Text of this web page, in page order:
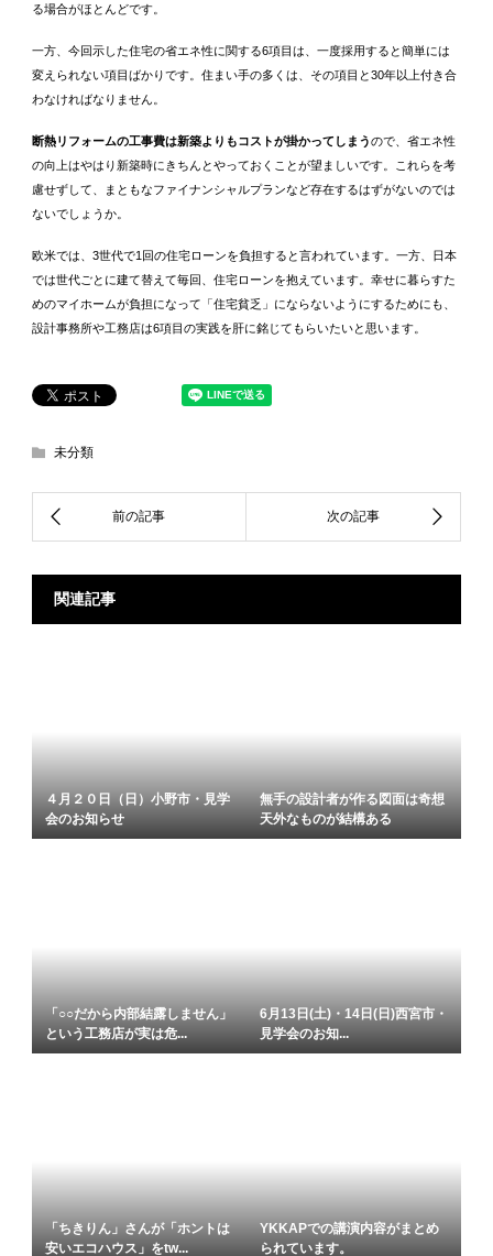
る場合がほとんどです。
一方、今回示した住宅の省エネ性に関する6項目は、一度採用すると簡単には
変えられない項目ばかりです。住まい手の多くは、その項目と30年以上付き合
わなければなりません。
断熱リフォームの工事費は新築よりもコストが掛かってしまうので、省エネ性
の向上はやはり新築時にきちんとやっておくことが望ましいです。これらを考
慮せずして、まともなファイナンシャルプランなど存在するはずがないのでは
ないでしょうか。
欧米では、3世代で1回の住宅ローンを負担すると言われています。一方、日本
では世代ごとに建て替えて毎回、住宅ローンを抱えています。幸せに暮らすた
めのマイホームが負担になって「住宅貧乏」にならないようにするためにも、
設計事務所や工務店は6項目の実践を肝に銘じてもらいたいと思います。
未分類
関連記事
４月２０日（日）小野市・見学
会のお知らせ
無手の設計者が作る図面は奇想
天外なものが結構ある
「○○だから内部結露しません」
という工務店が実は危...
6月13日(土)・14日(日)⻄宮市・
見学会のお知...
「ちきりん」さんが「ホントは
安いエコハウス」をtw...
YKKAPでの講演内容がまとめ
られています。